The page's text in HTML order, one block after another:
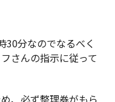
30分なのでなるべく
さんの指示に従って
、必ず整理券がもら